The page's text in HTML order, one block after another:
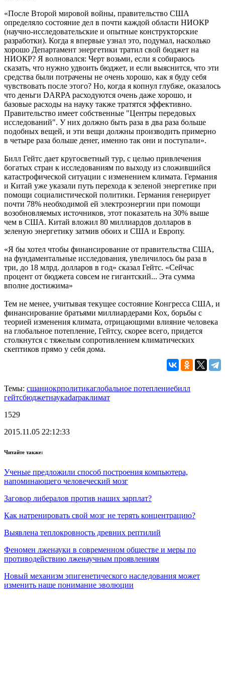
«После Второй мировой войны, правительство США
определяло состояние дел в почти каждой области НИОКР
(научно-исследовательские и опытные конструкторские
разработки). Когда я впервые узнал это, подумал, насколько
хорошо Департамент энергетики тратил свой бюджет на
НИОКР? Я волновался: Черт возьми, если я собираюсь
сказать, что нужно удвоить бюджет, и если выяснится, что эти
средства были потрачены не очень хорошо, как я буду себя
чувствовать после этого? Но, когда я копнул глубже, оказалось
что деньги DARPA расходуются очень даже хорошо, и
базовые расходы на науку также тратятся эффективно.
Правительство имеет собственные "Центры передовых
исследований". У них должно быть раза в два раза больше
подобных вещей, и эти вещи должны производить примерно
в четыре раза больше денег, именно так они и поступали».
Билл Гейтс дает кругосветный тур, с целью привлечения
богатых стран к исследованиям по выходу из сложившийся
катастрофической ситуации с изменением климата. Германия
и Китай уже указали путь перехода к зеленой энергетике при
помощи социалистической политики. Германия генерирует
почти 78% необходимой ей электроэнергии при помощи
возобновляемых источников, этот показатель на 30% выше
чем в США. Китай вложил 80 миллиардов долларов в
зеленую энергетику затмив обоих и США и Европу.
«Я бы хотел чтобы финансирование от правительства США,
на фундаментальные исследования, увеличилось бы раза в
три, до 18 млрд. долларов в год» сказал Гейтс. «Сейчас
процент от бюджета совсем не гигантский... Эта сумма
вполне достижима»
Тем не менее, учитывая текущее состояние Конгресса США, и
финансирование братьями миллиардерами Кох, борьбы с
теорией изменения климата, отрицающими влияние человека
на глобальное потепление, Гейтсу, скорее всего, придется
столкнутся с тяжелым сопротивлением климатических
скептиков прямо у себя дома.
Темы: сшаниокрполитикаглобальное потеплениебилл
гейтсбюджетнаукаdarpaклимат
1529
2015.11.05 22:12:33
Читайте также:
Ученые предложили способ построения компьютера,
напоминающего человеческий мозг
Заговор либералов против наших зарплат?
Как натренировать свой мозг не терять концентрацию?
Выявлена теплокровность древних рептилий
Феномен лженауки в современном обществе и меры по
противодействию лженаучным проявлениям
Новый механизм эпигенетического наследования может
изменить наше понимание эволюции